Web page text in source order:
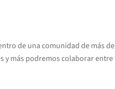
de una comunidad de más
más podremos colaborar